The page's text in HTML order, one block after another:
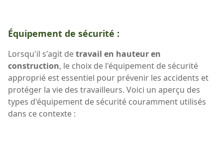
Équipement de sécurité :
Lorsqu'il s'agit detravail en hauteur en
construction, le choix de l'équipement de sécurité
approprié est essentiel pour prévenir les accidents et
protéger la vie des travailleurs. Voici un aperçu des
types d'équipement de sécurité couramment utilisés
dans ce contexte :